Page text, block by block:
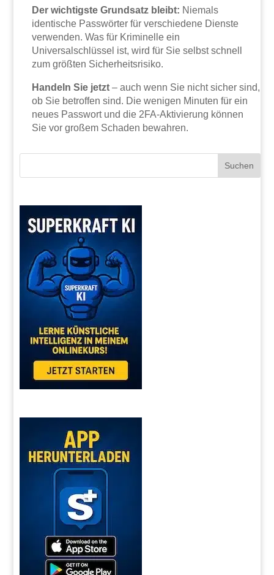
Der wichtigste Grundsatz bleibt: Niemals
identische Passwörter für verschiedene Dienste
verwenden. Was für Kriminelle ein
Universalschlüssel ist, wird für Sie selbst schnell
zum größten Sicherheitsrisiko.
Handeln Sie jetzt – auch wenn Sie nicht sicher sind,
ob Sie betroffen sind. Die wenigen Minuten für ein
neues Passwort und die 2FA-Aktivierung können
Sie vor großem Schaden bewahren.